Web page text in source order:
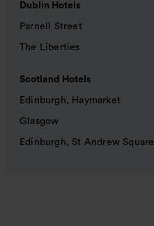
Dublin Hotels
Parnell Street
The Liberties
Scotland Hotels
Edinburgh, Haymarket
Glasgow
Edinburgh, St Andrew Square